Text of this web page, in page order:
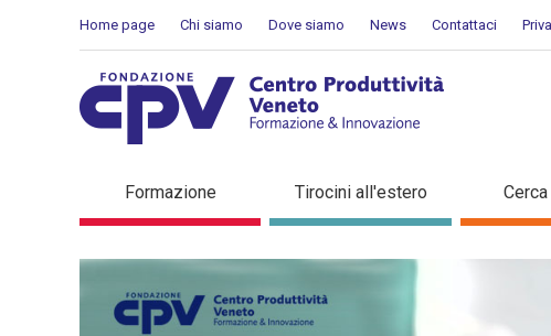
Home page Chi siamo Dove siamo News Contattaci
Corsi di formazione
Formazione Tirocini all'estero